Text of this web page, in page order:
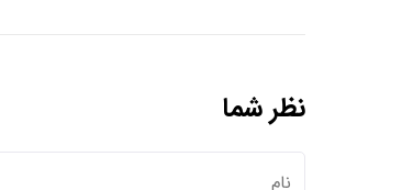
نظر شما